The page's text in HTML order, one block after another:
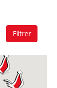
Filtrer